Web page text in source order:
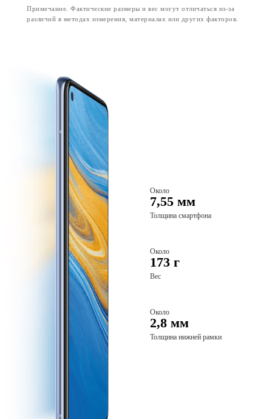
Примечание. Фактические размеры и вес могут отличаться из-за
различий в методах измерения, материалах или других факторов.
Около
7,55 мм
Толщина смартфона
Около
173 г
Вес
Около
2,8 мм
Толщина нижней рамки